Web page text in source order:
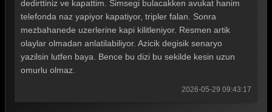
dedirttiniz ve kapattim. Simsegi bulacakken avukat hanim
telefonda naz yapiyor kapatiyor, tripler falan. Sonra
mezbahanede uzerlerine kapi kilitleniyor. Resmen artik
olaylar olmadan anlatilabiliyor. Azicik degisik senaryo
yazilsin lutfen baya. Bence bu dizi bu sekilde kesin uzun
omurlu olmaz.
2026-05-29 09:43:17